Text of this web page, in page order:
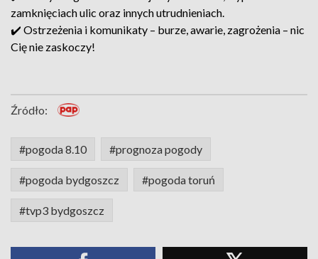
zamknięciach ulic oraz innych utrudnieniach.
✔️ Ostrzeżenia i komunikaty – burze, awarie, zagrożenia – nic
Cię nie zaskoczy!
Źródło:
#pogoda 8.10 #prognoza pogody
#pogoda bydgoszcz #pogoda toruń
#tvp3 bydgoszcz